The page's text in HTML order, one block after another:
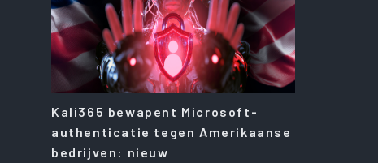
Kali365 bewapent Microsoft-
authenticatie tegen Amerikaanse
bedrijven: nieuw